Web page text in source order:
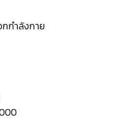
กำลังกาย